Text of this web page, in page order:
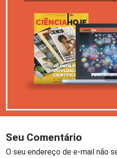
Seu Comentário
O seu endereço de e-mail não